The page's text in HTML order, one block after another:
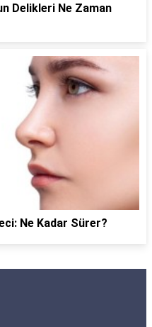
Delikleri Ne Zaman
Ne Kadar Sürer?